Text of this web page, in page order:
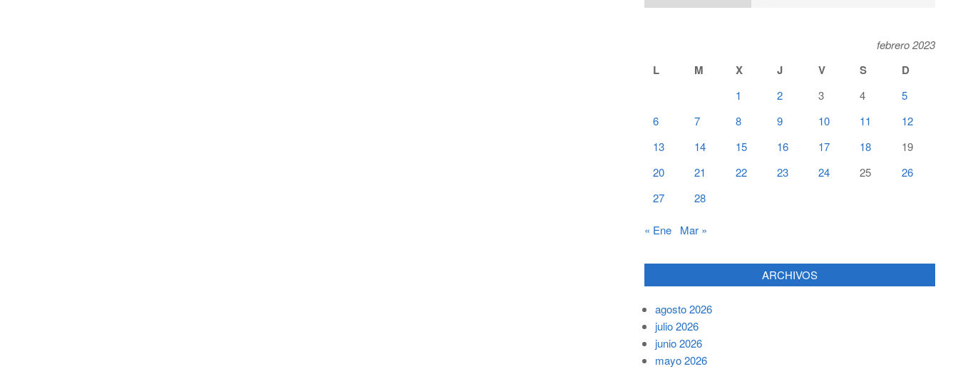
febrero 2023
L M X J V S D
1 2 3 4
5
6
7 8 9 10 11
12
13
14 15 16 17 18
19
20
21 22 23 24 25
26
27
28
« Ene Mar »
ARCHIVOS
agosto 2026
julio 2026
junio 2026
mayo 2026